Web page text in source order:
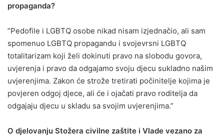
propaganda?
”Pedofile i LGBTQ osobe nikad nisam izjednačio, ali sam
spomenuo LGBTQ propagandu i svojevrsni LGBTQ
totalitarizam koji želi dokinuti pravo na slobodu govora,
uvjerenja i pravo da odgajamo svoju djecu sukladno našim
uvjerenjima. Zakon će strože tretirati počinitelje kojima je
povjeren odgoj djece, ali će i ojačati pravo roditelja da
odgajaju djecu u skladu sa svojim uvjerenjima.”
O djelovanju Stožera civilne zaštite i Vlade vezano za